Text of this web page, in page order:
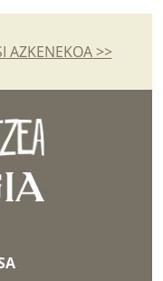
AZKENEKOA >>